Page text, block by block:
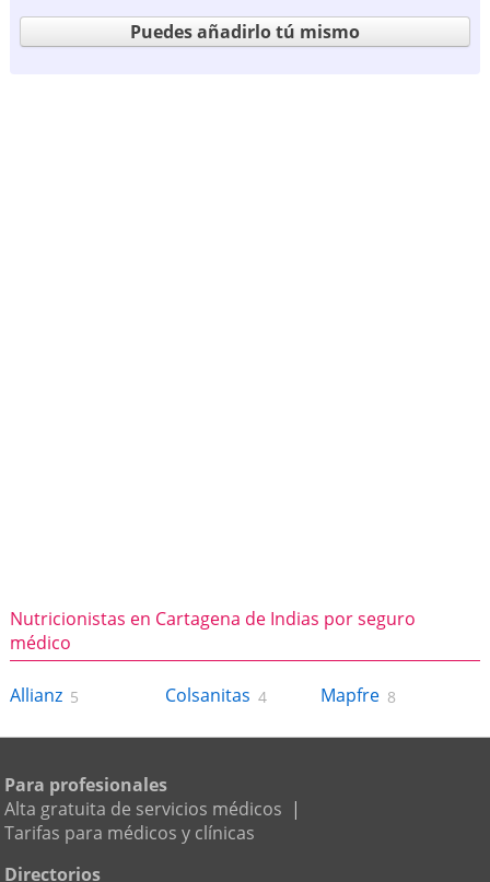
Puedes añadirlo tú mismo
Nutricionistas en Cartagena de Indias por seguro
médico
Allianz 5 Colsanitas 4 Mapfre 8
Para profesionales
Alta gratuita de servicios médicos |
Tarifas para médicos y clínicas
Directorios